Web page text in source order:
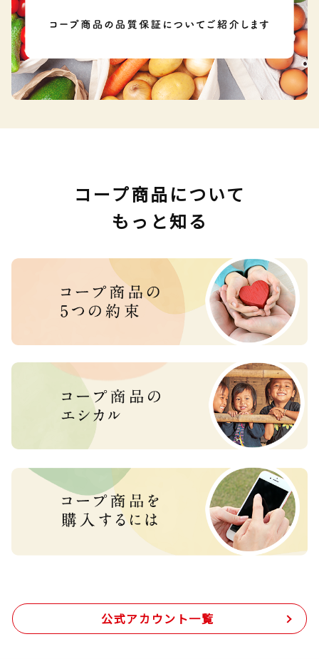
コープ商品について
もっと知る
公式アカウント一覧